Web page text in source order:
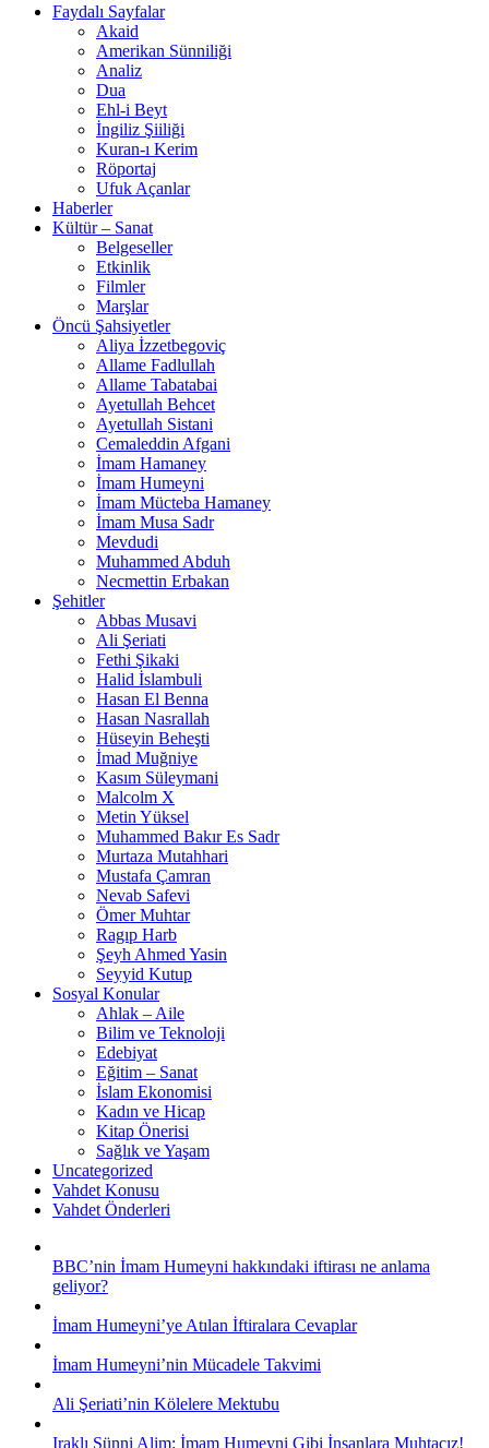
Faydalı Sayfalar
Akaid
Amerikan Sünniliği
Analiz
Dua
Ehl-i Beyt
İngiliz Şiiliği
Kuran-ı Kerim
Röportaj
Ufuk Açanlar
Haberler
Kültür – Sanat
Belgeseller
Etkinlik
Filmler
Marşlar
Öncü Şahsiyetler
Aliya İzzetbegoviç
Allame Fadlullah
Allame Tabatabai
Ayetullah Behcet
Ayetullah Sistani
Cemaleddin Afgani
İmam Hamaney
İmam Humeyni
İmam Mücteba Hamaney
İmam Musa Sadr
Mevdudi
Muhammed Abduh
Necmettin Erbakan
Şehitler
Abbas Musavi
Ali Şeriati
Fethi Şikaki
Halid İslambuli
Hasan El Benna
Hasan Nasrallah
Hüseyin Beheşti
İmad Muğniye
Kasım Süleymani
Malcolm X
Metin Yüksel
Muhammed Bakır Es Sadr
Murtaza Mutahhari
Mustafa Çamran
Nevab Safevi
Ömer Muhtar
Ragıp Harb
Şeyh Ahmed Yasin
Seyyid Kutup
Sosyal Konular
Ahlak – Aile
Bilim ve Teknoloji
Edebiyat
Eğitim – Sanat
İslam Ekonomisi
Kadın ve Hicap
Kitap Önerisi
Sağlık ve Yaşam
Uncategorized
Vahdet Konusu
Vahdet Önderleri
BBC’nin İmam Humeyni hakkındaki iftirası ne anlama
geliyor?
İmam Humeyni’ye Atılan İftiralara Cevaplar
İmam Humeyni’nin Mücadele Takvimi
Ali Şeriati’nin Kölelere Mektubu
Iraklı Sünni Alim: İmam Humeyni Gibi İnsanlara Muhtacız!